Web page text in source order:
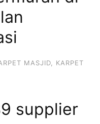
MASJID
KARPET
supplier